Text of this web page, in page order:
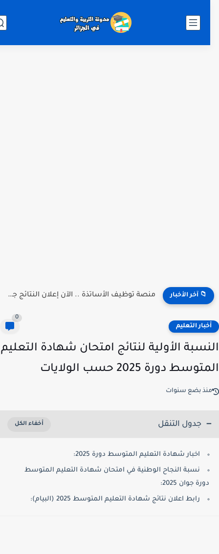
📁 آخر الأخبار هنا منصة توظيف الأساتذة .. إعلان النتائج 2026 - concours.onec.dz
التعليم
الأولية لنتائج امتحان شهادة التعليم
دورة 2025 حسب الولايات
بضع سنوات
جدول التنقل
اخبار شهادة التعليم المتوسط دورة 2025:
نسبة النجاح الوطنية في امتحان شهادة التعليم المتوسط
دورة جوان 2025:
رابط اعلان نتائج شهادة التعليم المتوسط 2025 (البيام):